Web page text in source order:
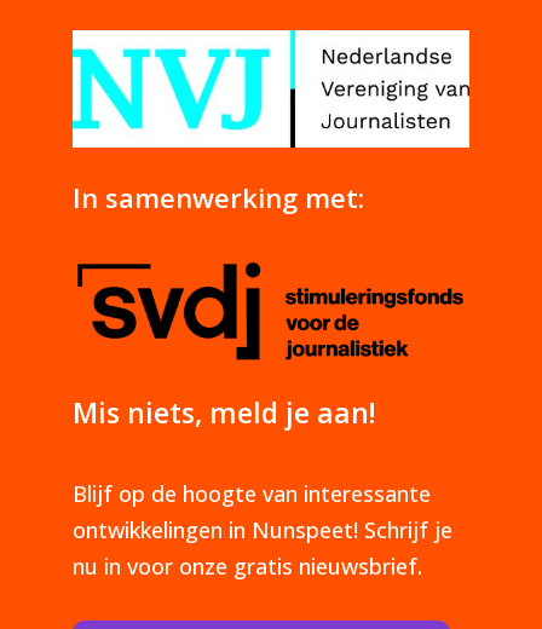
In samenwerking met:
Mis niets, meld je aan!
Blijf op de hoogte van interessante
ontwikkelingen in Nunspeet! Schrijf je
nu in voor onze gratis nieuwsbrief.